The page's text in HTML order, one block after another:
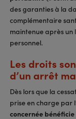
des garanties à la
complémentaire
maintenue après un
personnel.
Les droits
d’un arrêt
Dès lors que la
prise en charge par
concernée